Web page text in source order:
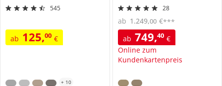
545
ab 125,00 €
+ 10
28
ab 749,40 €
Online zum
Kundenkartenpreis
ab 1.249,00 €***